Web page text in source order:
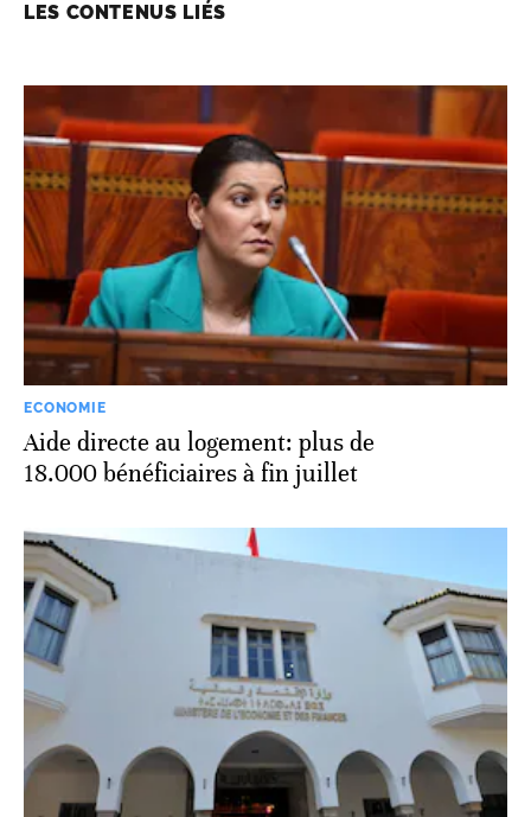
LES CONTENUS LIÉS
ECONOMIE
Aide directe au logement: plus de
18.000 bénéficiaires à fin juillet